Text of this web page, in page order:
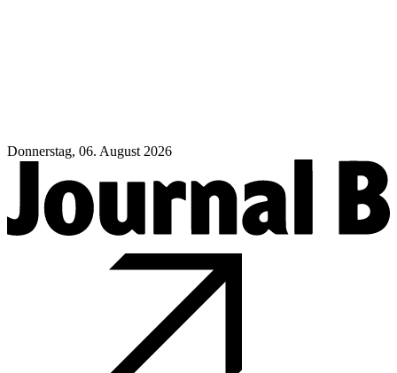
Donnerstag, 06. August 2026